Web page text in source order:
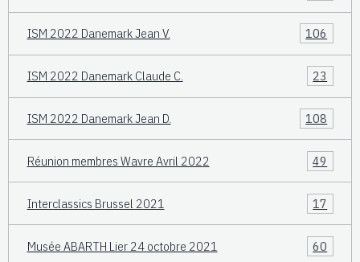
ISM 2022 Danemark Jean V. 106
ISM 2022 Danemark Claude C. 23
ISM 2022 Danemark Jean D. 108
Réunion membres Wavre Avril 2022 49
Interclassics Brussel 2021 17
Musée ABARTH Lier 24 octobre 2021 60